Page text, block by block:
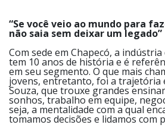
“Se você veio ao mundo para
não saia sem deixar um legado”
Com sede em Chapecó, a indústria
tem 10 anos de história e é
em seu segmento. O que mais
jovens, entretanto, foi a trajetória
Souza, que trouxe grandes
sonhos, trabalho em equipe,
seja, a mentalidade com a qual
tomamos decisões e lidamos com